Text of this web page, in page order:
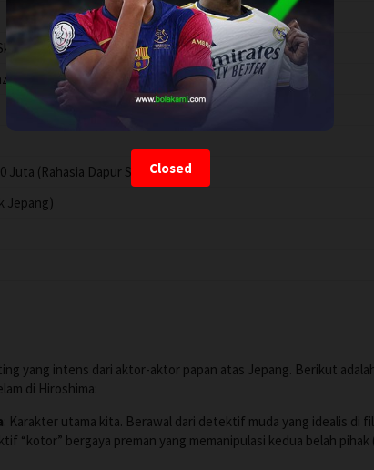
Closed
Yûko Yuzuki (Novel Asli)
Kawashiro
Juta (Rahasia Dapur Studio Toei)
Jepang)
yang intens dari aktor-aktor papan atas Jepang. Berikut
di Hiroshima:
: Karakter utama kita. Berawal dari detektif muda yang idealis di
“kotor” bergaya preman yang memanipulasi kedua belah pihak